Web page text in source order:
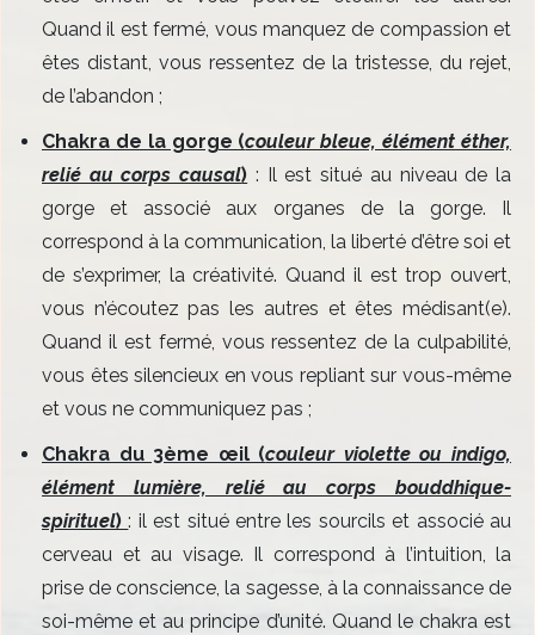
Quand il est fermé, vous manquez de compassion et
êtes distant, vous ressentez de la tristesse, du rejet,
de l’abandon ;
Chakra de la gorge (couleur bleue, élément éther,
relié au corps causal) : Il est situé au niveau de la
gorge et associé aux organes de la gorge. Il
correspond à la communication, la liberté d’être soi et
de s’exprimer, la créativité. Quand il est trop ouvert,
vous n’écoutez pas les autres et êtes médisant(e).
Quand il est fermé, vous ressentez de la culpabilité,
vous êtes silencieux en vous repliant sur vous-même
et vous ne communiquez pas ;
Chakra du 3ème œil (couleur violette ou indigo,
élément lumière, relié au corps bouddhique-
spirituel): il est situé entre les sourcils et associé au
cerveau et au visage. Il correspond à l’intuition, la
prise de conscience, la sagesse, à la connaissance de
soi-même et au principe d’unité. Quand le chakra est